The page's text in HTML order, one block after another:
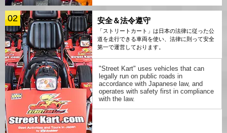
02 安全＆法令遵守
「ストリートカート」は日本の法律に従った公
道を走行できる車両を使い、法律に則って安全
第一で運営しております。
"Street Kart" uses vehicles that can
legally run on public roads in
accordance with Japanese law, and
operates with safety first in compliance
with the law.